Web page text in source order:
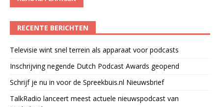
RECENTE BERICHTEN
Televisie wint snel terrein als apparaat voor podcasts
Inschrijving negende Dutch Podcast Awards geopend
Schrijf je nu in voor de Spreekbuis.nl Nieuwsbrief
TalkRadio lanceert meest actuele nieuwspodcast van